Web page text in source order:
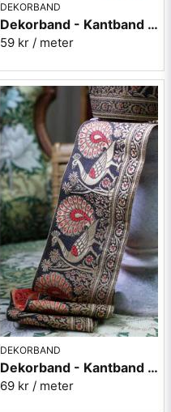
DEKORBAND
Dekorband - Kantband i textil Nr 61
59 kr / meter
DEKORBAND
Dekorband - Kantband i textil Nr 52
69 kr / meter